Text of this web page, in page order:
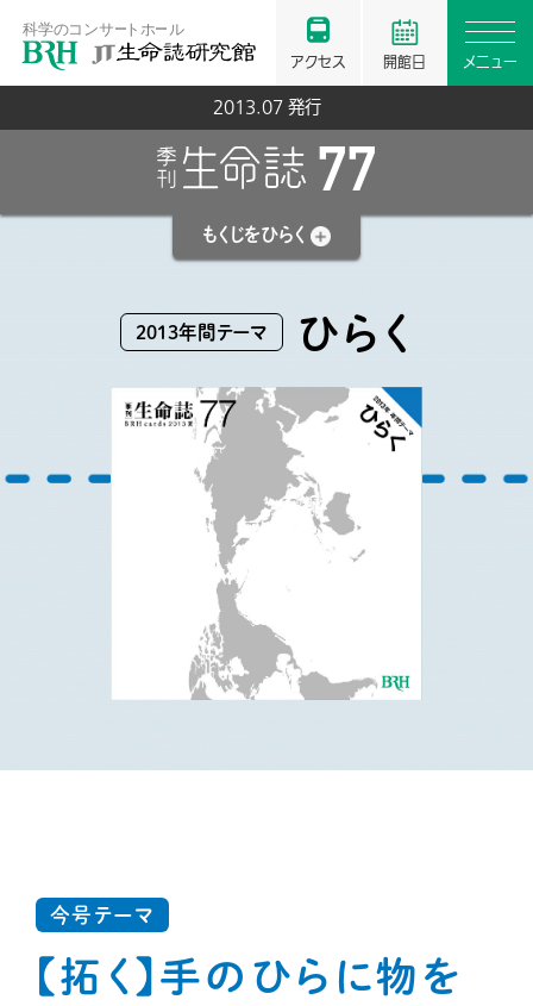
開館日 メニュー
アクセス
2013.07 発行
2013年間テーマ ひらく
もくじをひらく
77
今号テーマ
【拓く】手のひらに物を